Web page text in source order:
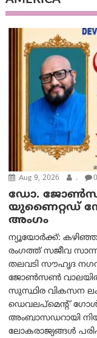
Aug 9, 2026 . 0
ഡോ.
യുണൈറ്റഡ്
അംഗം
ന്യൂയോര്‍ക്ക്: കഴിഞ്ഞ
രംഗത്ത് സജീവ
തലവടി സൗഹൃദ
ജോൺസൺ വാലയിൽ
സുസ്ഥിര വികസന
ഡെവലപ്‌മെന്റ്
അംബാസഡറായി
ലോകരാജ്യങ്ങൾ